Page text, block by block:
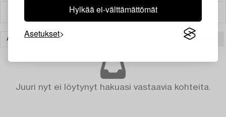
Hylkää ei-välttämättömät
Asetukset
Suodatin
AASIALAINEN KERAMIIKKA JA TAIDEKÄSITYÖ TYHJENNÄ KAIKKI
Juuri nyt ei löytynyt hakuasi vastaavia kohteita.